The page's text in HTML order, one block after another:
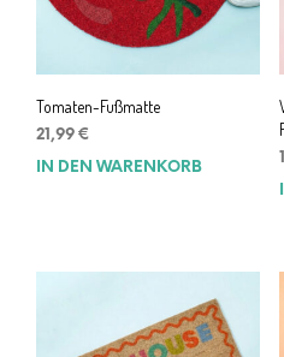
Tomaten-Fußmatte
21,99 €
IN DEN WARENKORB